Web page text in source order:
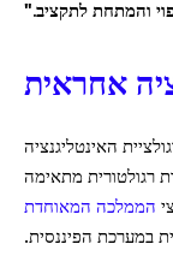
והמתחת לתקציב."
אחראית
האינטליגנציה
רגולטורית מתאימה
הממלכה המאוחדת
במערכת הפיננסית.